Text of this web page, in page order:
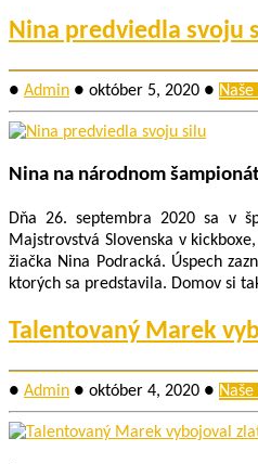
Nina predviedla svoju
● Admin ● október 5, 2020 ●
Nina na národnom
Dňa 26. septembra 2020 sa v
Majstrovstvá Slovenska v
žiačka Nina Podracká. Úspech
ktorých sa predstavila. Domov si
Talentovaný Marek
● Admin ● október 4, 2020 ●